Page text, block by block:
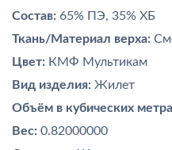
Состав: 65% ПЭ, 35% ХБ
Ткань/Материал верха:
Цвет: КМФ Мультикам
Вид изделия: Жилет
Объём в кубических
Вес: 0.82000000